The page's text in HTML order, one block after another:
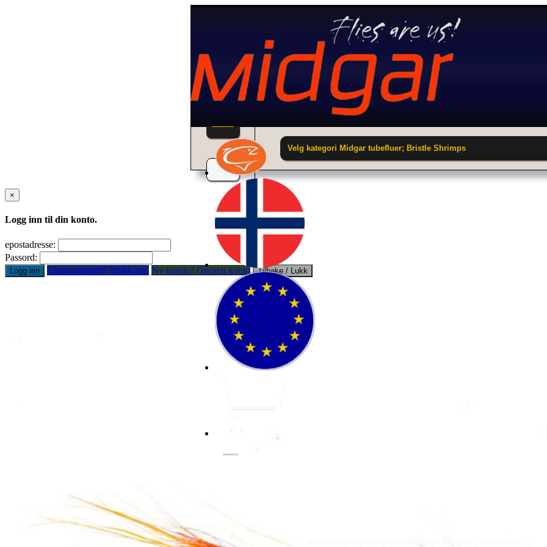
Velg kategori Midgar tubefluer; Bristle Shrimps
×
Logg inn til din konto.
epostadresse:
Passord:
Logg inn Glemt passord? Trykk her. Ny kunde? Opprett konto Tilbake / Lukk